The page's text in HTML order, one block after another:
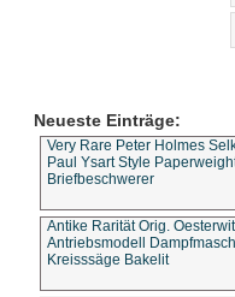
Neueste Einträge:
Very Rare Peter Holmes
Paul Ysart Style
Briefbeschwerer
Antike Rarität Orig.
Antriebsmodell
Kreisssäge Bakelit